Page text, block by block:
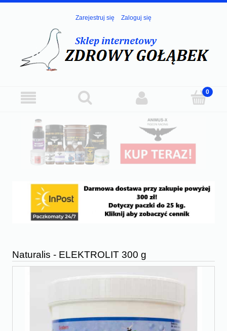
Zarejestruj się Zaloguj się
Naturalis - ELEKTROLIT 300 g